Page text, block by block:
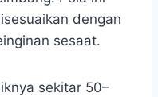
dengan
sesaat.
sekitar 50–